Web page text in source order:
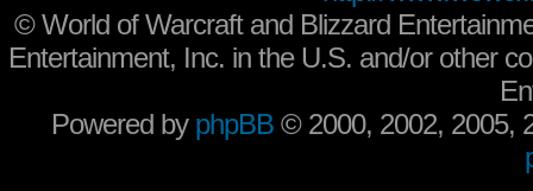
©World of Warcraft and Blizzard
Entertainment, Inc. in the U.S. and/or other
Powered by phpBB © 2000, 2002, 2005,